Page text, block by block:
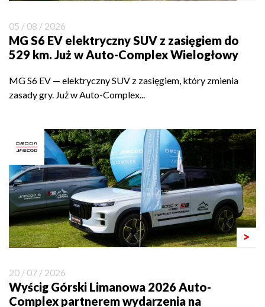
05 / 08 / 2026
MG S6 EV elektryczny SUV z zasięgiem do
529 km. Już w Auto-Complex Wielogłowy
MG S6 EV — elektryczny SUV z zasięgiem, który zmienia
zasady gry. Już w Auto-Complex...
>
20 / 07 / 2026
Wyścig Górski Limanowa 2026 Auto-
Complex partnerem wydarzenia na